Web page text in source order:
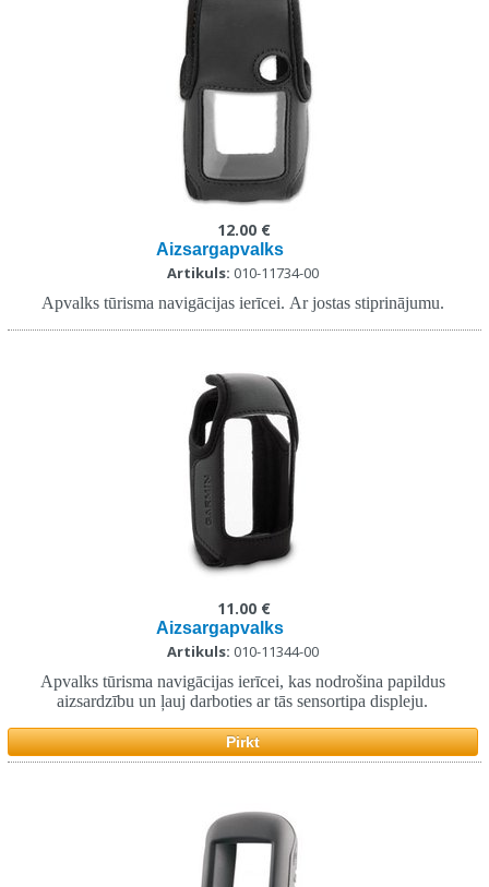
Aizsargapvalks
Artikuls: 010-11734-00
Apvalks tūrisma navigācijas ierīcei. Ar jostas stiprinājumu.
12.00 €
Aizsargapvalks
Artikuls: 010-11344-00
Apvalks tūrisma navigācijas ierīcei, kas nodrošina papildus
aizsardzību un ļauj darboties ar tās sensortipa displeju.
11.00 €
Pirkt